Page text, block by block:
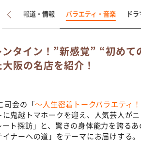
ー 報道・情報 バラエティ・音楽 ド
タイン！”新感覚” “初めて
阪の名店を紹介！
司会の「～人生密着トークバラエティ
に鬼越トマホークを迎え、人気芸人が
ト探訪」と、驚きの身体能力を誇る
ナーへの道」をテーマにお届けする。